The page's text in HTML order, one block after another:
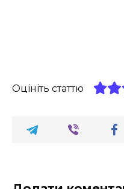
Оцініть статтю